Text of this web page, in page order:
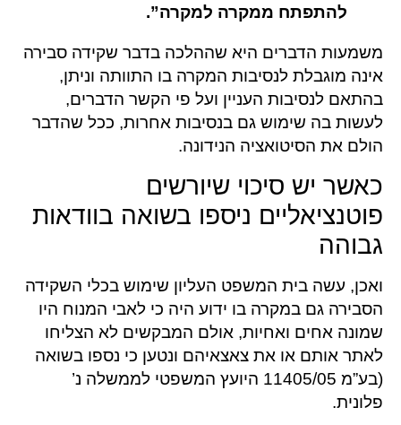
להתפתח ממקרה למקרה”.
משמעות הדברים היא שההלכה בדבר שקידה סבירה
אינה מוגבלת לנסיבות המקרה בו התוותה וניתן,
בהתאם לנסיבות העניין ועל פי הקשר הדברים,
לעשות בה שימוש גם בנסיבות אחרות, ככל שהדבר
הולם את הסיטואציה הנידונה.
כאשר יש סיכוי שיורשים
פוטנציאליים ניספו בשואה בוודאות
גבוהה
ואכן, עשה בית המשפט העליון שימוש בכלי השקידה
הסבירה גם במקרה בו ידוע היה כי לאבי המנוח היו
שמונה אחים ואחיות, אולם המבקשים לא הצליחו
לאתר אותם או את צאצאיהם ונטען כי נספו בשואה
(בע”מ 11405/05 היועץ המשפטי לממשלה נ’
פלונית.